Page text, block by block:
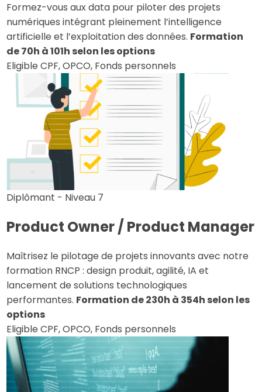
Formez-vous aux data pour piloter des projets
numériques intégrant pleinement l’intelligence
artificielle et l’exploitation des données. Formation
de 70h à 101h selon les options
Eligible CPF, OPCO, Fonds personnels
Diplômant - Niveau 7
Product Owner / Product Manager
Maîtrisez le pilotage de projets innovants avec notre
formation RNCP : design produit, agilité, IA et
lancement de solutions technologiques
performantes. Formation de 230h à 354h selon les
options
Eligible CPF, OPCO, Fonds personnels